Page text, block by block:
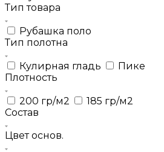
Тип товара
Рубашка поло
Тип полотна
Кулирная гладь
Пике
Плотность
200 гр/м2
185 гр/м2
Состав
Цвет основ.